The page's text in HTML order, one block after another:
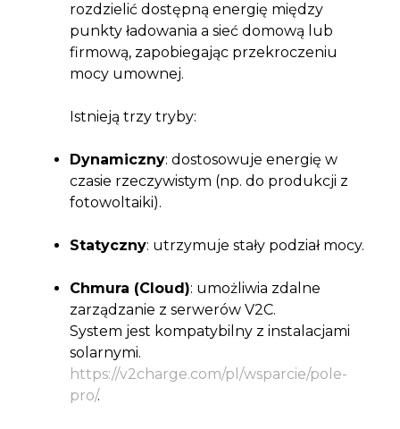
rozdzielić dostępną energię między
punkty ładowania a sieć domową lub
firmową, zapobiegając przekroczeniu
mocy umownej.
Istnieją trzy tryby:
Dynamiczny: dostosowuje energię w
czasie rzeczywistym (np. do produkcji z
fotowoltaiki).
Statyczny: utrzymuje stały podział mocy.
Chmura (Cloud): umożliwia zdalne
zarządzanie z serwerów V2C.
System jest kompatybilny z instalacjami
solarnymi.
https://v2charge.com/pl/wsparcie/pole-
pro/.